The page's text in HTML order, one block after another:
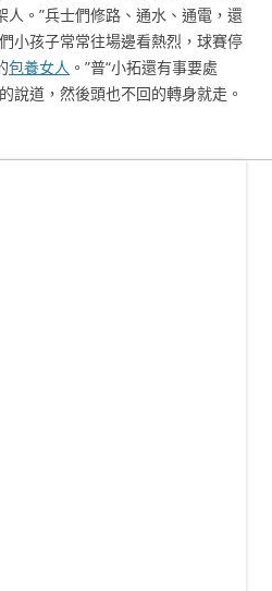
。”兵士們修路、通水、通電，還
小孩子常常往場邊看熱烈，球賽停
包養女人 。”普“小拓還有事要處
說道，然後頭也不回的轉身就走。